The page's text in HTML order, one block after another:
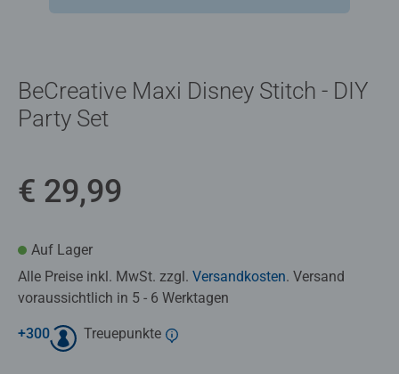
BeCreative Maxi Disney Stitch - DIY
Party Set
€ 29,99
Auf Lager
Alle Preise inkl. MwSt. zzgl. Versandkosten. Versand
voraussichtlich in 5 - 6 Werktagen
+300 Treuepunkte